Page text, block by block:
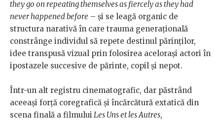
they go on repeating themselves as fiercely as they had
never happened before – și se leagă organic de
structura narativă în care trauma generațională
constrânge individul să repete destinul părinților,
idee transpusă vizual prin folosirea acelorași actori în
ipostazele succesive de părinte, copil și nepot.
Într-un alt registru cinematografic, dar păstrând
aceeași forță coregrafică și încărcătură extatică din
scena finală a filmuluiLes Uns et les Autres,